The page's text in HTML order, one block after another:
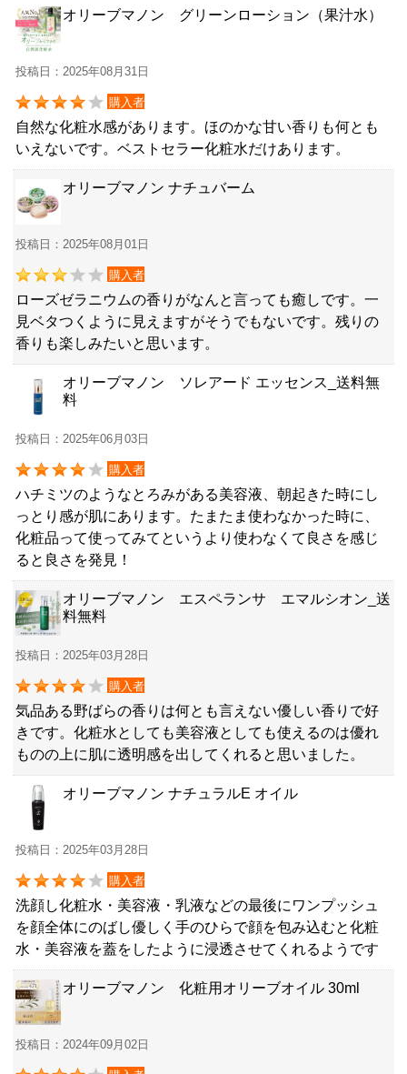
オリーブマノン グリーンローション（果汁水）
投稿日：2025年08月31日
購入者
自然な化粧水感があります。ほのかな甘い香りも何とも
いえないです。ベストセラー化粧水だけあります。
オリーブマノン ナチュバーム
投稿日：2025年08月01日
購入者
ローズゼラニウムの香りがなんと言っても癒しです。一
見ベタつくように見えますがそうでもないです。残りの
香りも楽しみたいと思います。
オリーブマノン ソレアード エッセンス_送料無
料
投稿日：2025年06月03日
購入者
ハチミツのようなとろみがある美容液、朝起きた時にし
っとり感が肌にあります。たまたま使わなかった時に、
化粧品って使ってみてというより使わなくて良さを感じ
ると良さを発見！
オリーブマノン エスペランサ エマルシオン_送
料無料
投稿日：2025年03月28日
購入者
気品ある野ばらの香りは何とも言えない優しい香りで好
きです。化粧水としても美容液としても使えるのは優れ
ものの上に肌に透明感を出してくれると思いました。
オリーブマノン ナチュラルE オイル
投稿日：2025年03月28日
購入者
洗顔し化粧水・美容液・乳液などの最後にワンプッシュ
を顔全体にのばし優しく手のひらで顔を包み込むと化粧
水・美容液を蓋をしたように浸透させてくれるようです
オリーブマノン 化粧用オリーブオイル 30ml
投稿日：2024年09月02日